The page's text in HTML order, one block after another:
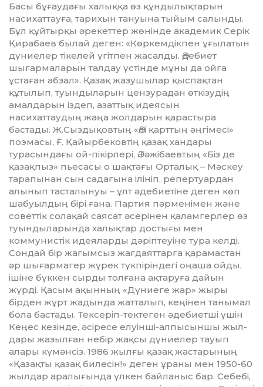
Басы бұғаудағы халыққа өз құн­дылықтарын
насихаттауға, тарихын тануына тыйым салынды.
Бұл құйтырқы әрекеттер жөнінде академик Серік
Қирабаев былай деген: «Көркемдікпен ұғылатын
дүниелер тікелей үгітпен жасалды. Әдебиет
шығармаларын талдау үстінде мұны да ойға
ұстаған абзал». Қазақ жазушылар қыспақтан
құтылып, туындыларын цензурадан өткізудің
амалдарын іздеп, азаттық идеясын
насихаттаудың жаңа жолдарын қарастыра
бастады. Ж.Сыздықовтың «Әлі қарттың әңгімесі»
поэмасы, Ғ. Қайыр­беков­тің қазақ хандары
турасындағы ой-пікірлері, Ә.Тәжібаевтың «Біз де
қазақпыз» пьесасы о шақтағы Орталық – Мәскеу
тарапынан сын садағына ілініп, репертуардан
алынып тасталынуы – ұлт әдебие­тіне деген көп
шабуылдың бірі ғана. Партия пәрменімен және
советтік солақай саясат әсерінен қаламгерлер өз
туындыларында халықтар достығы мен
коммунистік идеяларды дәріптеуіне тура келді.
Сондай бір жағымсыз жағдаяттарға қарамастан
әр шығармагер жүрек түкпіріндегі оңаша ойды,
ішіне бүккен сырды толғана ақтаруға дайын
жүрді. Қасым ақынның «Дү­ниеге жар» жыры
бірден жұрт жа­дында жатталып, кеңінен танымал
бола бастады. Тексеріп-тек­теген әдебиетші үшін
Кеңес ке­зін­де, әсіресе елуінші-алпы­сыншы жыл­
дары жазылған небір жақсы дү­ниелер тауып
алары кү­мәнсіз. 1986 жылғы қазақ жаста­рының
«Қа­зақты қазақ билесін!» деген ұраны мен 1950-60
жылдар ара­лығында үлкен байланыс бар. Се­бебі,